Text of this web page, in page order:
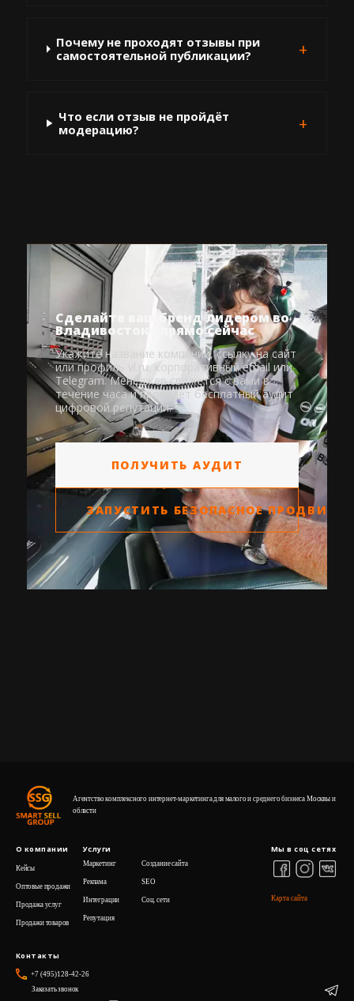
Почему не проходят отзывы при
самостоятельной публикации?
Что если отзыв не пройдёт
модерацию?
Сделайте ваш бренд лидером во
Владивостоке прямо сейчас
Укажите название компании, ссылку на сайт
или профиль vl.ru, корпоративный email или
Telegram. Менеджер свяжется с вами в
течение часа и проведёт бесплатный аудит
цифровой репутации.
ПОЛУЧИТЬ АУДИТ
ЗАПУСТИТЬ БЕЗОПАСНОЕ
Агентство комплексного интернет-маркетинга для малого и среднего бизнеса Москвы и
области
О компании
Кейсы
Оптовые продажи
Продажа услуг
Продажи товаров
Услуги
Маркетинг Создание сайта
Реклама SEO
Интеграции Cоц. сети
Репутация
Мы в соц сетях
Карта сайта
Контакты
+7 (495)128-42-26
Заказать звонок